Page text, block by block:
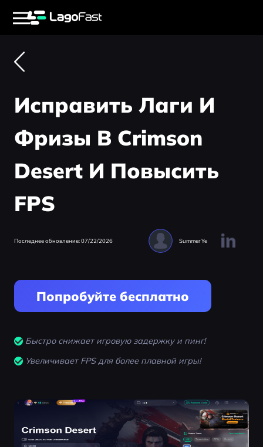
Исправить Лаги И
Фризы В Crimson
Desert И Повысить
FPS
Последнее обновление: 07/22/2026 Summer Ye
Попробуйте бесплатно
Быстро снижает игровую задержку и пинг!
Увеличивает FPS для более плавной игры!